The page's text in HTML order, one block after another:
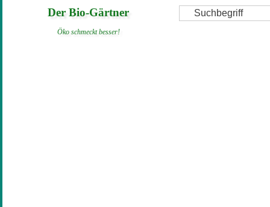
Suche
Der Bio-Gärtner
Öko schmeckt besser!